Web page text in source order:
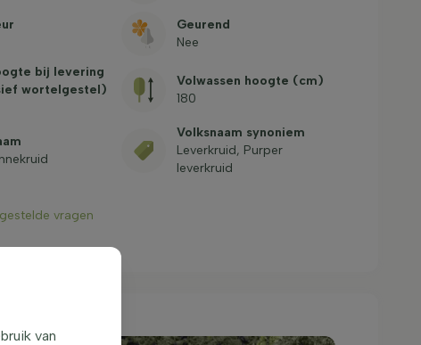
Geurend
Nee
bij levering
wortelgestel)
Volwassen hoogte (cm)
180
Volksnaam synoniem
Leverkruid, Purper
leverkruid
vragen
van